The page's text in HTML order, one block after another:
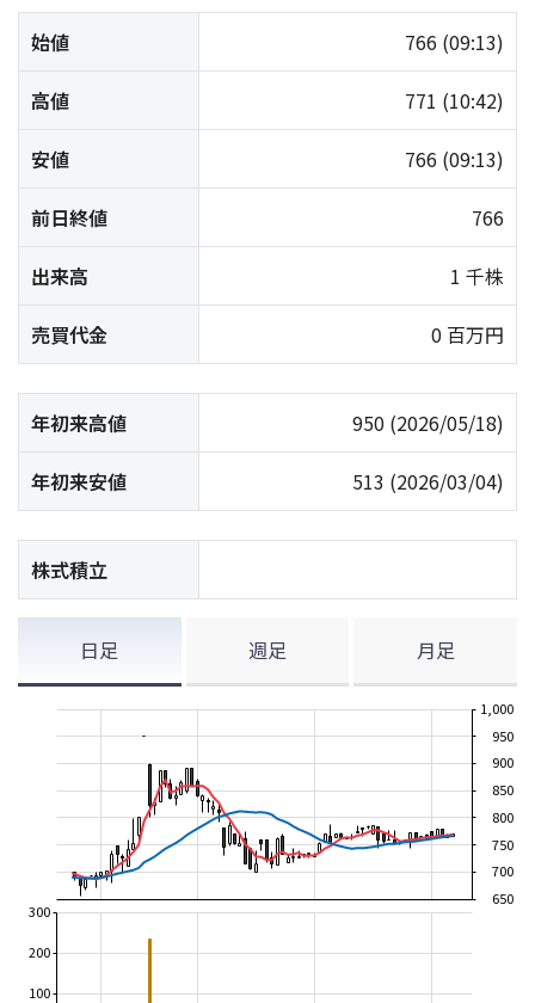
始値 766 (09:13)
高値 771 (10:42)
安値 766 (09:13)
前日終値 766
出来高 1 千株
売買代金 0 百万円
年初来高値 950 (2026/05/18)
年初来安値 513 (2026/03/04)
株式積立
日足 週足 月足
650
700
750
800
850
900
950
1,000
100
200
300